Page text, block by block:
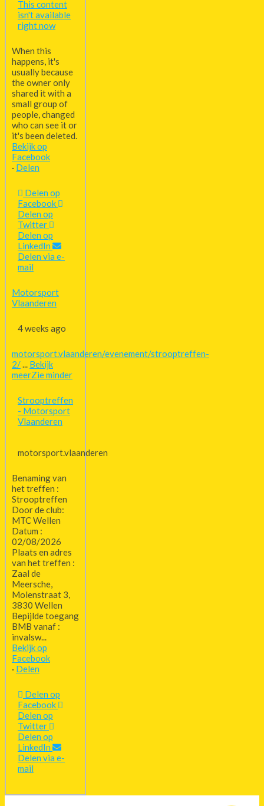
This content
isn't available
right now
When this
happens, it's
usually because
the owner only
shared it with a
small group of
people, changed
who can see it or
it's been deleted.
Bekijk op
Facebook
· Delen
Delen op
Facebook
Delen op
Twitter
Delen op
LinkedIn
Delen via e-
mail
Motorsport
Vlaanderen
4 weeks ago
motorsport.vlaanderen/evenement/strooptreffen-
2/... Bekijk
meerZie minder
Strooptreffen
- Motorsport
Vlaanderen
motorsport.vlaanderen
Benaming van
het treffen :
Strooptreffen
Door de club:
MTC Wellen
Datum :
02/08/2026
Plaats en adres
van het treffen :
Zaal de
Meersche,
Molenstraat 3,
3830 Wellen
Bepijlde toegang
BMB vanaf :
invalsw...
Bekijk op
Facebook
· Delen
Delen op
Facebook
Delen op
Twitter
Delen op
LinkedIn
Delen via e-
mail